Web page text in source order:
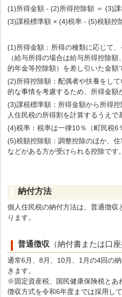
(1)所得金額 - (2)所得控除額 ＝ (3)
(3)課税標準額 × (4)税率 - (5)税額控
(1)所得金額：所得の種類に応じて
（給与所得の場合は給与所得控除
的年金等控除額）を差し引いた金額
(2)所得控除額：配偶者や扶養をし
的な事情を考慮するため、所得金額
(3)課税標準額：所得金額から所得
人住民税の所得割を計算するうえで
(4)税率：税率は一律10％（町民税6
(5)税額控除額：調整控除のほか、
などがある方が受けられる控除です。
納付方法
個人住民税の納付方法は、普通徴収
ります。
普通徴収 （納付書または口
通常6月、8月、10月、1月の4回の
きます。
※固定資産税、国民健康保険税とあ
徴収方式を令和6年度までは採用し